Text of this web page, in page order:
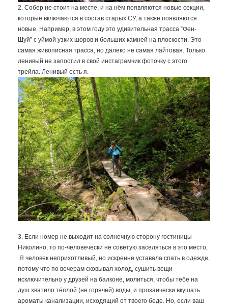
2. Собер не стоит на месте, и на нём появляются новые секции,
которые включаются в состав старых СУ, а также появляются
новые. Например, в этом году это удивительная трасса “Фен-
Шуй” с уймой узких шоров и больших камней на плоскости. Это
самая живописная трасса, но далеко не самая лайтовая. Только
ленивый не запостил в свой инстаграмчик фоточку с этого
трейла. Ленивый есть я.
3. Если номер не выходит на солнечную сторону гостиницы
Николино, то по-человечески не советую заселяться в это место,
Я человек неприхотливый, но искренне уставала спать в одежде,
потому что по вечерам сковывал холод, сушить вещи
исключительно у друзей на балконе, молиться, чтобы тебе на
душ хватило тёплой (не горячей) воды, и прозаически вкушать
ароматы канализации, исходящий от твоего беде. Но, если ваш